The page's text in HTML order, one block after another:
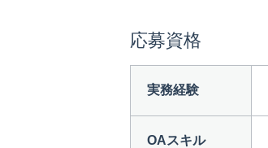
応募資格
実務経験
OAスキル